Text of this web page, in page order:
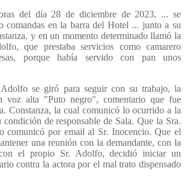
del día 28 de diciembre de 2023, ... se
comandas en la barra del Hotel ... junto a su
y en un momento determinado llamó la
que prestaba servicios como camarero
porque había servido con pan unos
se giró para seguir con su trabajo, la
voz alta "Puto negro", comentario que fue
Constanza, la cual comunicó lo ocurrido a la
condición de responsable de Sala. Que la Sra.
comunicó por email al Sr. Inocencio. Que el
una reunión con la demandante, con la
el propio Sr. Adolfo, decidió iniciar un
contra la actora por el mal trato dispensado